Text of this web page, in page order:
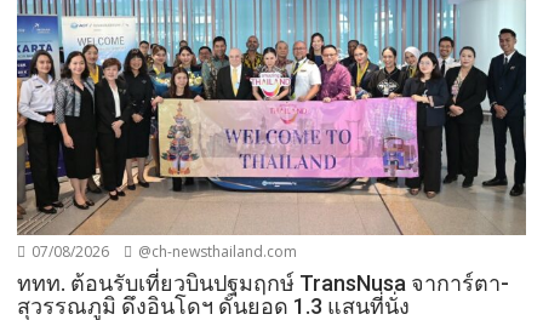
07/08/2026 @ch-newsthailand.com
ททท. ต้อนรับเที่ยวบินปฐมฤกษ์ TransNusa จาการ์ตา-
สุวรรณภูมิ ดึงอินโดฯ ดันยอด 1.3 แสนที่นั่ง